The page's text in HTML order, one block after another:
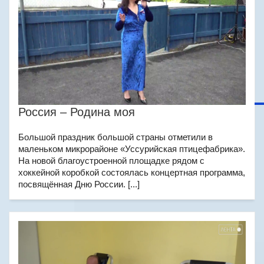
Россия – Родина моя
Большой праздник большой страны отметили в
маленьком микрорайоне «Уссурийская птицефабрика».
На новой благоустроенной площадке рядом с
хоккейной коробкой состоялась концертная программа,
посвящённая Дню России. [...]